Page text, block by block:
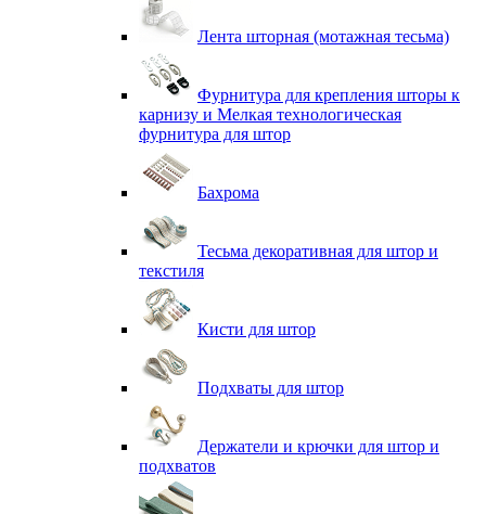
Лента шторная (мотажная тесьма)
Фурнитура для крепления шторы к
карнизу и Мелкая технологическая
фурнитура для штор
Бахрома
Тесьма декоративная для штор и
текстиля
Кисти для штор
Подхваты для штор
Держатели и крючки для штор и
подхватов